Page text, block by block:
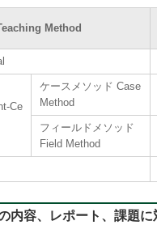
Method
Ce
ケースメソッド Case
Method
フィールドメソッド
Field Method
内容、レポート、課題に